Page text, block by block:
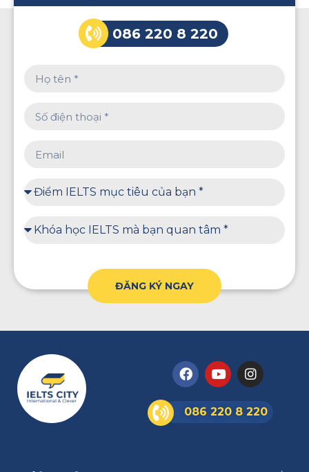
086 220 8 220
ĐĂNG KÝ NGAY
086 220 8 220